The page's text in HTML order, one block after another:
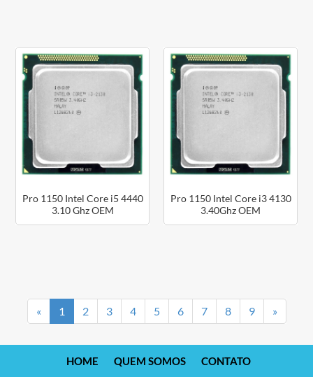
Pro 1150 Intel Core i5 4440
3.10 Ghz OEM
Pro 1150 Intel Core i3 4130
3.40Ghz OEM
«Anterior
1 2 3 4 5 6 7 8 9 »
HOME QUEM SOMOS CONTATO